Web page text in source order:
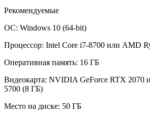
Рекомендуемые
ОС: Windows 10 (64-bit)
Процессор: Intel Core i7-8700 или AMD
Оперативная память: 16 ГБ
Видеокарта: NVIDIA GeForce RTX 2070
5700 (8 ГБ)
Место на диске: 50 ГБ